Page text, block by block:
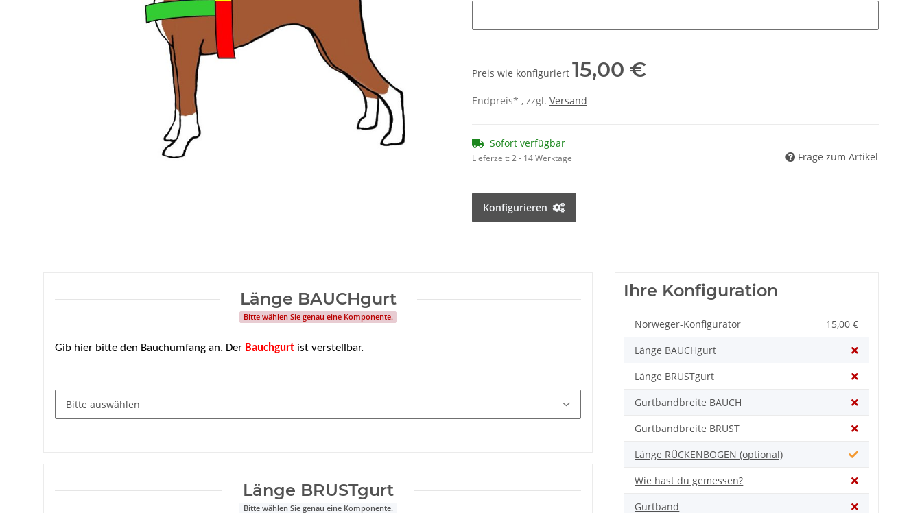
Preis wie konfiguriert 15,00 €
Endpreis* , zzgl. Versand
Sofort verfügbar
Lieferzeit:2 - 14 Werktage Frage zum Artikel
Konfigurieren
Länge BAUCHgurt
Bitte wählen Sie genau eine Komponente.
Gib hier bitte den Bauchumfang an. Der Bauchgurt ist verstellbar.
Länge BRUSTgurt
Bitte wählen Sie genau eine Komponente.
Ihre Konfiguration
Norweger-Konfigurator
15,00 €
Länge BAUCHgurt
Länge BRUSTgurt
Gurtbandbreite BAUCH
Gurtbandbreite BRUST
Länge RÜCKENBOGEN (optional)
Wie hast du gemessen?
Gurtband